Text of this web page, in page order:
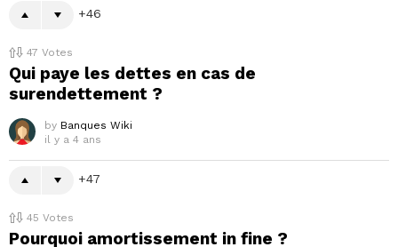
46
47 Votes
Qui paye les dettes en cas de
surendettement ?
by Banques Wiki
il y a 4 ans
47
45 Votes
Pourquoi amortissement in fine ?